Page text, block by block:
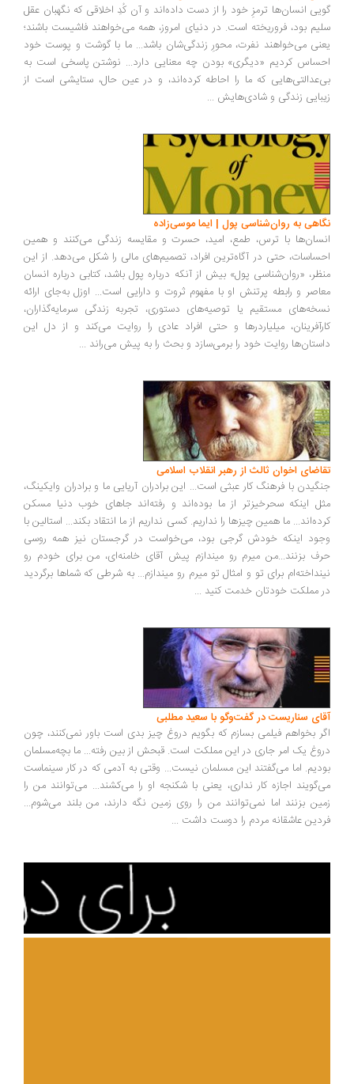
انسان‌ها ترمزِ خود را از دست داده‌اند و آن کُدِ اخلاقی که نگهبان عقل
بود، فروریخته است. در دنیای امروز، همه می‌خواهند فاشیست باشند؛
می‌خواهند نفرت، محورِ زندگی‌شان باشد... ما با گوشت و پوست خود
کردیم «دیگری» بودن چه معنایی دارد... نوشتن پاسخی است به
که ما را احاطه کرده‌اند، و در عین حال، ستایشی است از
زندگی و شادی‌هایش...
به روان‌شناسی پول | ایما موسی‌زاده
با ترس، طمع، امید، حسرت و مقایسه زندگی می‌کنند و همین
حتی در آگاه‌ترین افراد، تصمیم‌های مالی را شکل می‌دهد. از این
«روان‌شناسی پول» بیش از آنکه درباره پول باشد، کتابی درباره انسان
و رابطه پرتنش او با مفهوم ثروت و دارایی است... اوزل به‌جای ارائه
مستقیم یا توصیه‌های دستوری، تجربه زندگی سرمایه‌گذاران،
میلیاردرها و حتی افراد عادی را روایت می‌کند و از دل این
روایت خود را برمی‌سازد و بحث را به پیش می‌راند...
اخوان ثالث از رهبر انقلاب اسلامی
با فرهنگ کار عبثی است... این برادران آریایی ما و برادران وایکینگ،
اینکه سحرخیزتر از ما بوده‌اند و رفته‌اند جاهای خوب دنیا مسکن
ما همین چیزها را نداریم. کسی نداریم از ما انتقاد بکند... استالین با
اینکه خودش گرجی بود، می‌خواست در گرجستان نیز همه روسی
بزنند...من میرم رو میندازم پیش آقای خامنه‌ای، من برای خودم رو
برای تو و امثال تو میرم رو میندازم... به شرطی که شماها برگردید
مملکت خودتان خدمت کنید...
سناریست در گفت‌وگو با سعید مطلبی
بخواهم فیلمی بسازم که بگویم دروغ چیز بدی است باور نمی‌کنند، چون
یک امر جاری در این مملکت است. قبحش از بین رفته... ما بچه‌مسلمان
اما می‌گفتند این مسلمان نیست... وقتی به آدمی که در کار سینماست
اجازه کار نداری، یعنی با شکنجه او را می‌کشند... می‌توانند من را
بزنند اما نمی‌توانند من را روی زمین نگه دارند، من بلند می‌شوم...
عاشقانه مردم را دوست داشت ...